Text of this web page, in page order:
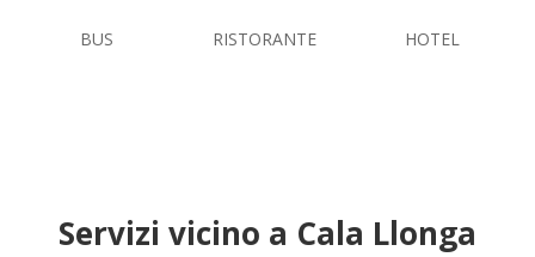
BUS RISTORANTE HOTEL
Servizi vicino a Cala Llonga